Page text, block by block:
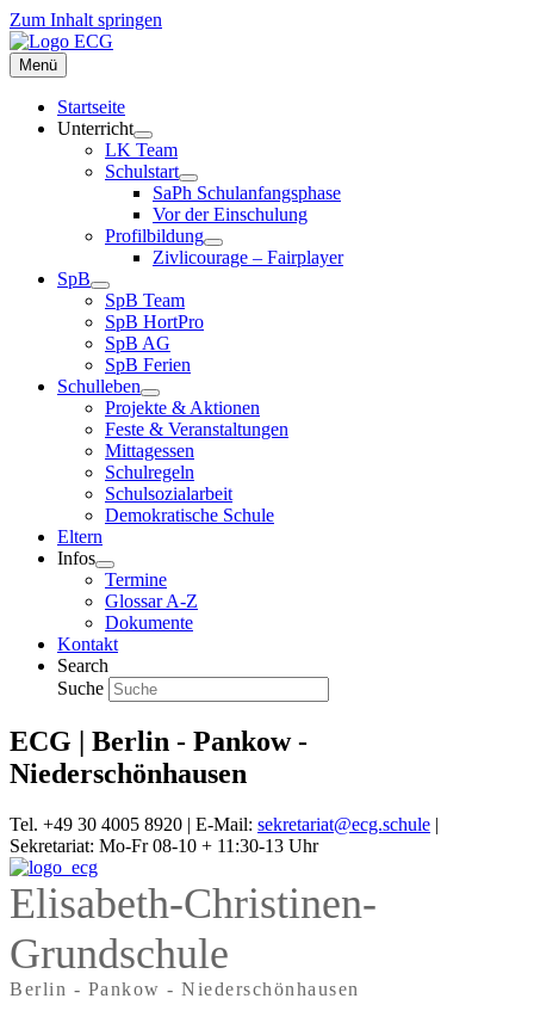
Zum Inhalt springen
Menü
Startseite
Unterricht
LK Team
Schulstart
SaPh Schulanfangsphase
Vor der Einschulung
Profilbildung
Zivlicourage – Fairplayer
SpB
SpB Team
SpB HortPro
SpB AG
SpB Ferien
Schulleben
Projekte & Aktionen
Feste & Veranstaltungen
Mittagessen
Schulregeln
Schulsozialarbeit
Demokratische Schule
Eltern
Infos
Termine
Glossar A-Z
Dokumente
Kontakt
Search
Suche
ECG | Berlin - Pankow -
Niederschönhausen
Tel. +49 30 4005 8920 | E-Mail: sekretariat@ecg.schule |
Sekretariat: Mo-Fr 08-10 + 11:30-13 Uhr
Elisabeth-Christinen-
Grundschule
Berlin - Pankow - Niederschönhausen